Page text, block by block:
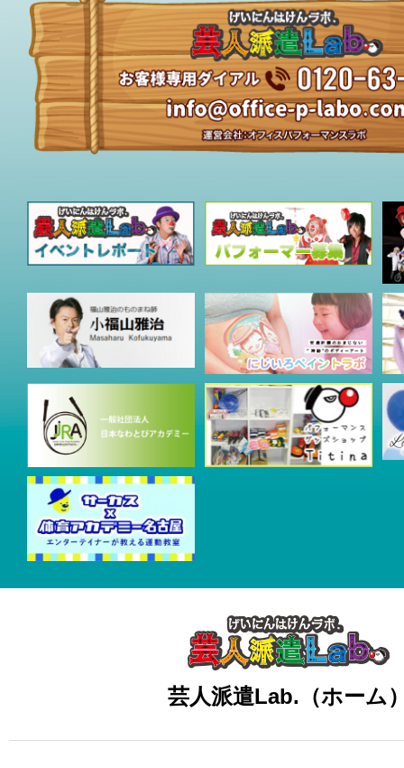
芸人派遣Lab.（ホーム